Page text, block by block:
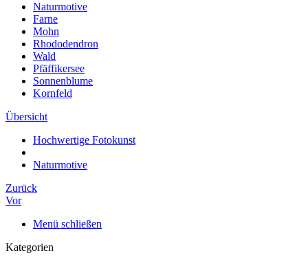
Naturmotive
Farne
Mohn
Rhododendron
Wald
Pfäffikersee
Sonnenblume
Kornfeld
Übersicht
Hochwertige Fotokunst
Naturmotive
Zurück
Vor
Menü schließen
Kategorien